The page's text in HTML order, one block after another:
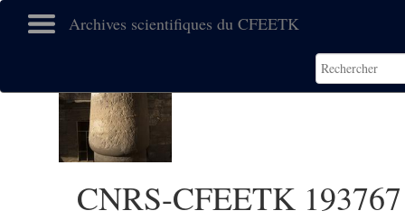
Archives scientifiques du CFEETK
CNRS-CFEETK 193767